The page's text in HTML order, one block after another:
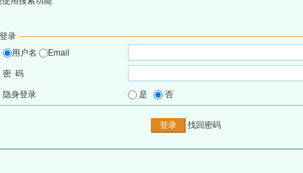
登录
用户名
Email
密 码
隐身登录 是 否
找回密码